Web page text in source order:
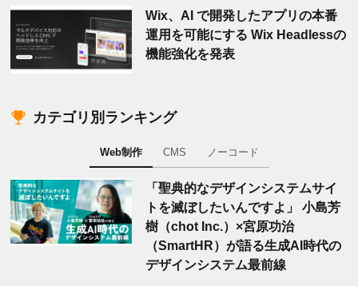
Wix、AI で開発したアプリの本番
運用を可能にする Wix Headlessの
機能強化を発表
カテゴリ別ランキング
Web制作 CMS ノーコード
「聖典的なデザインシステムサイ
トを滅ぼしたいんですよ」 小島芳
樹（chot Inc.）×宮原功治
（SmartHR）が語る生成AI時代の
デザインシステム最前線